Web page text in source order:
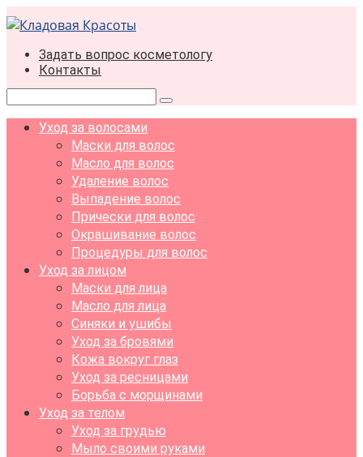
Перейти
к
контентуЗадать вопрос косметологу
Контакты
Поиск:
Уход за волосами
Маски для волос
Масло для волос
Удаление волос
Выпадение волос
Прически для волос
Окрашивание волос
Процедуры для волос
Уход за лицом
Маски для лица
Масло для лица
Синяки и ушибы
Уход за бровями
Кожа вокруг глаз
Уход за ресницами
Борьба с морщинами
Уход за телом
Уход за грудью
Мыло своими руками